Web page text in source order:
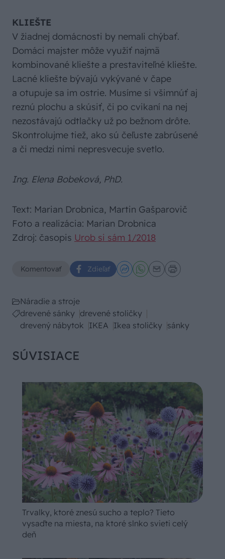
KLIEŠTE
V žiadnej domácnosti by nemali chýbať.
Domáci majster môže využiť najmä
kombinované kliešte a prestaviteľné kliešte.
Lacné kliešte bývajú vykývané v čape
a otupuje sa im ostrie. Musíme si všimnúť aj
reznú plochu a skúsiť, či po cvikaní na nej
nezostávajú odtlačky už po bežnom drôte.
Skontrolujme tiež, ako sú čeľuste zabrúsené
a či medzi nimi nepresvecuje svetlo.
Ing. Elena Bobeková, PhD.
Text: Marian Drobnica, Martin Gašparovič
Foto a realizácia: Marian Drobnica
Zdroj: časopis Urob si sám 1/2018
Komentovať Zdieľať
Náradie a stroje
drevené sánky drevené stoličky
drevený nábytok IKEA Ikea stoličky sánky
SÚVISIACE
Trvalky, ktoré znesú sucho a teplo? Tieto
vysaďte na miesta, na ktoré slnko svieti celý
deň